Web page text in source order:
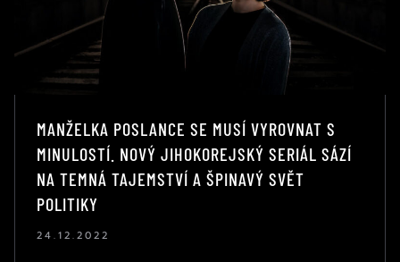
MANŽELKA POSLANCE SE MUSÍ VYROVNAT S
MINULOSTÍ. NOVÝ JIHOKOREJSKÝ SERIÁL SÁZÍ
NA TEMNÁ TAJEMSTVÍ A ŠPINAVÝ SVĚT
POLITIKY
24.12.2022